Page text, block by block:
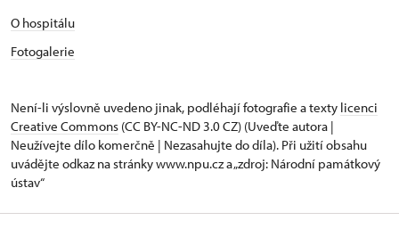
O hospitálu
Fotogalerie
Není-li výslovně uvedeno jinak, podléhají fotografie a texty licenci
Creative Commons (CC BY-NC-ND 3.0 CZ) (Uveďte autora |
Neužívejte dílo komerčně | Nezasahujte do díla). Při užití obsahu
uvádějte odkaz na stránky www.npu.cz a „zdroj: Národní památkový
ústav“